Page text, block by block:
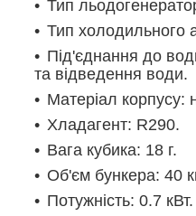
Тип
Тип холодильного
Під'єднання до
та відведення води.
Матеріал корпусу:
Хладагент: R290.
Вага кубика: 18 г.
Об'єм бункера: 40
Потужність: 0.7 кВт.